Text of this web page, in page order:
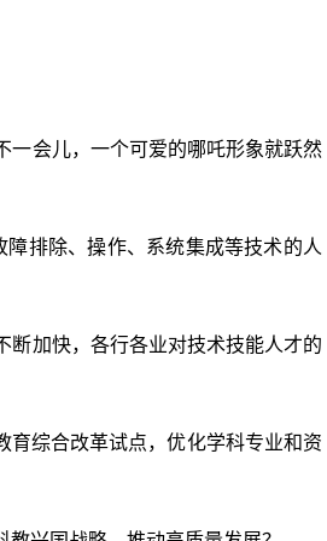
一会儿，一个可爱的哪吒形象就跃然
排除、操作、系统集成等技术的人
断加快，各行各业对技术技能人才的
综合改革试点，优化学科专业和资